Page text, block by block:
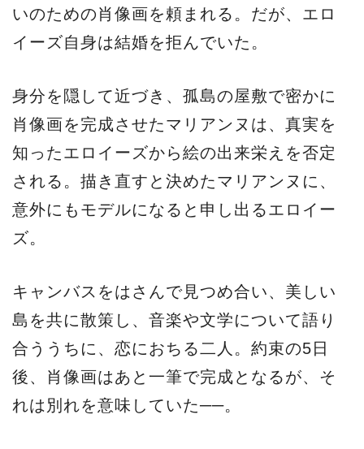
いのための肖像画を頼まれる。だが、エロ
イーズ自身は結婚を拒んでいた。
身分を隠して近づき、孤島の屋敷で密かに
肖像画を完成させたマリアンヌは、真実を
知ったエロイーズから絵の出来栄えを否定
される。描き直すと決めたマリアンヌに、
意外にもモデルになると申し出るエロイー
ズ。
キャンバスをはさんで見つめ合い、美しい
島を共に散策し、音楽や文学について語り
合ううちに、恋におちる二人。約束の5日
後、肖像画はあと一筆で完成となるが、そ
れは別れを意味していた──。